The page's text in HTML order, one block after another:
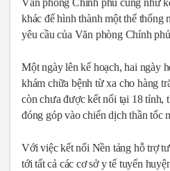
Văn phòng Chính phủ cũng như
khác để hình thành một thể thống
yêu cầu của Văn phòng Chính
Một ngày lên kế hoạch, hai ngày
khám chữa bệnh từ xa cho hàng
còn chưa được kết nối tại 18
đóng góp vào chiến dịch thần tốc
Với việc kết nối Nền tảng hỗ trợ
tới tất cả các cơ sở y tế tuyến